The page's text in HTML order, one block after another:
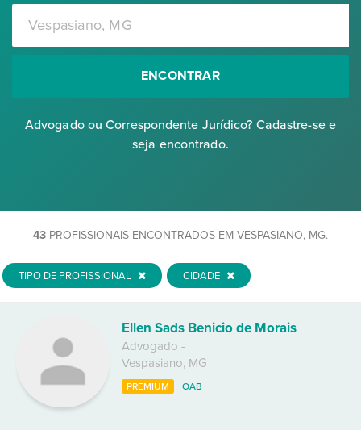
ENCONTRAR
Advogado ou Correspondente Jurídico? Cadastre-se e
seja encontrado.
43 PROFISSIONAIS ENCONTRADOS EM VESPASIANO, MG.
TIPO DE PROFISSIONAL CIDADE
Ellen Sads Benicio de Morais
Advogado -
Vespasiano, MG
PREMIUM OAB